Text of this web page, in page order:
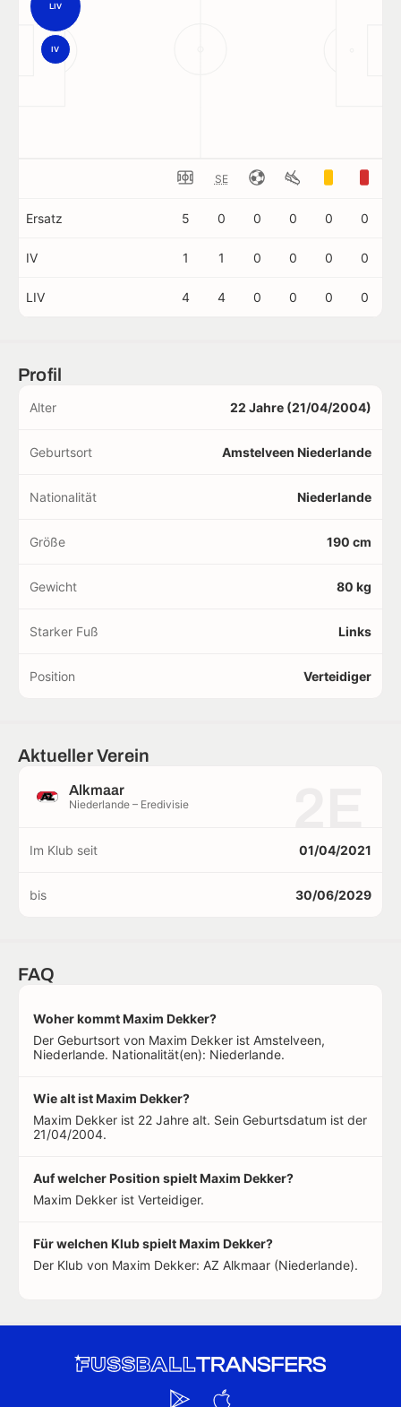
LIV
IV
SE
Ersatz 5 0 0 0 0 0
IV 1 1 0 0 0 0
LIV 4 4 0 0 0 0
Profil
Alter 22 Jahre (21/04/2004)
Geburtsort Amstelveen Niederlande
Nationalität Niederlande
Größe 190 cm
Gewicht 80 kg
Starker Fuß Links
Position Verteidiger
Aktueller Verein
Alkmaar
Niederlande – Eredivisie
Im Klub seit 01/04/2021
bis 30/06/2029
FAQ
Woher kommt Maxim Dekker?
Der Geburtsort von Maxim Dekker ist Amstelveen,
Niederlande. Nationalität(en): Niederlande.
Wie alt ist Maxim Dekker?
Maxim Dekker ist 22 Jahre alt. Sein Geburtsdatum ist der
21/04/2004.
Auf welcher Position spielt Maxim Dekker?
Maxim Dekker ist Verteidiger.
Für welchen Klub spielt Maxim Dekker?
Der Klub von Maxim Dekker: AZ Alkmaar (Niederlande).